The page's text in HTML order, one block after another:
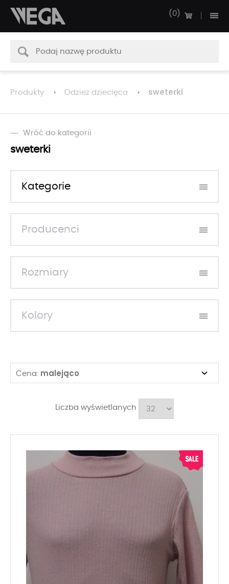
0
Produkty Odzież dziecięca sweterki
Wróć do kategorii
sweterki
Kategorie
Producenci
Rozmiary
Kolory
Cena: malejąco
Liczba wyświetlanych